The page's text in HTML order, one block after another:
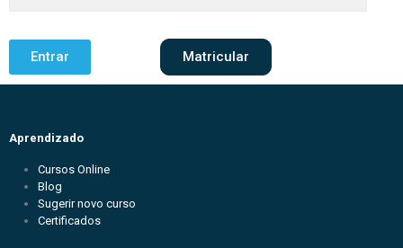
Entrar Matricular
Aprendizado
Cursos Online
Blog
Sugerir novo curso
Certificados